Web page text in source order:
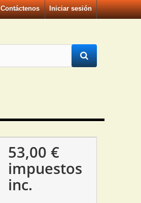
Iniciar sesión
Contáctenos
53,00 €
impuestos
inc.